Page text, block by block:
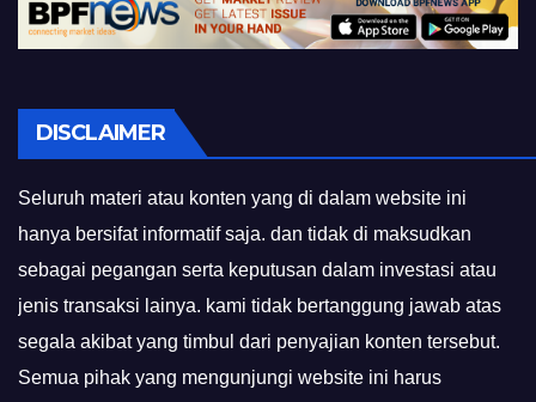
DISCLAIMER
Seluruh materi atau konten yang di dalam website ini
hanya bersifat informatif saja. dan tidak di maksudkan
sebagai pegangan serta keputusan dalam investasi atau
jenis transaksi lainya. kami tidak bertanggung jawab atas
segala akibat yang timbul dari penyajian konten tersebut.
Semua pihak yang mengunjungi website ini harus